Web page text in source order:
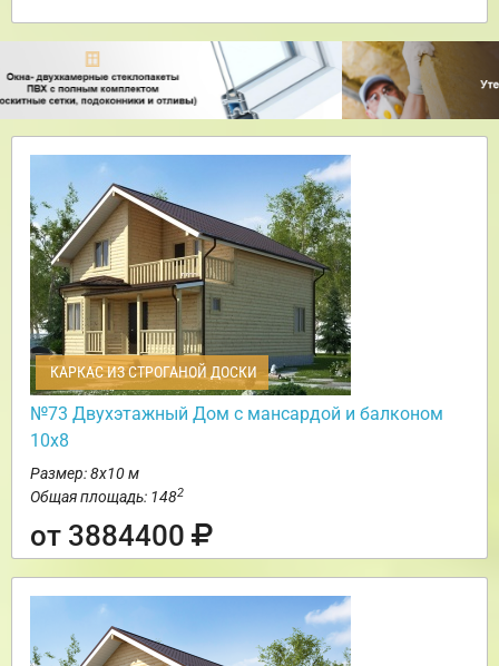
КАРКАС ИЗ СТРОГАНОЙ ДОСКИ
№73 Двухэтажный Дом с мансардой и балконом
10х8
Размер: 8х10 м
Общая площадь: 1482
от 3884400